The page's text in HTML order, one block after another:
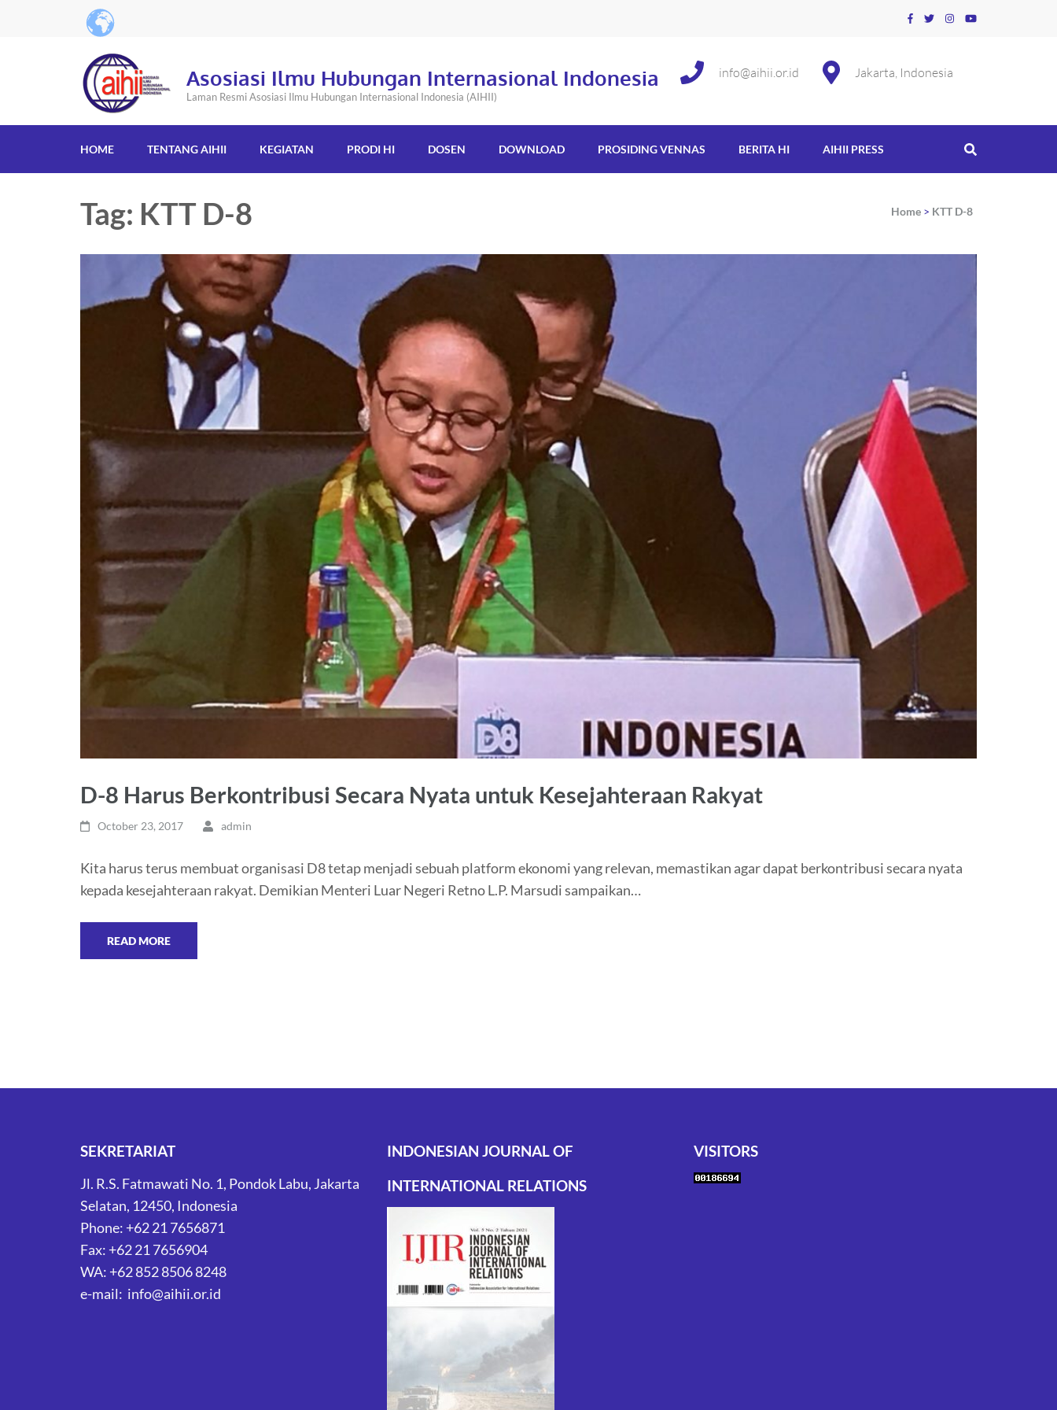
Asosiasi Ilmu Hubungan Internasional Indonesia
Laman Resmi Asosiasi Ilmu Hubungan Internasional Indonesia (AIHII)
Jakarta, Indonesia
info@aihii.or.id
HOME TENTANG AIHII KEGIATAN PRODI HI DOSEN DOWNLOAD PROSIDING VENNAS BERITA HI AIHII PRESS
Tag: KTT D-8 Home > KTT D-8
D-8 Harus Berkontribusi Secara Nyata untuk Kesejahteraan Rakyat
October 23, 2017 admin
Kita harus terus membuat organisasi D8 tetap menjadi sebuah platform ekonomi yang relevan, memastikan agar dapat berkontribusi secara nyata
kepada kesejahteraan rakyat. Demikian Menteri Luar Negeri Retno L.P. Marsudi sampaikan…
READ MORE
SEKRETARIAT
Jl. R.S. Fatmawati No. 1, Pondok Labu, Jakarta
Selatan, 12450, Indonesia
Phone: +62 21 7656871
Fax: +62 21 7656904
WA: +62 852 8506 8248
e-mail: info@aihii.or.id
INDONESIAN JOURNAL OF
INTERNATIONAL RELATIONS
VISITORS